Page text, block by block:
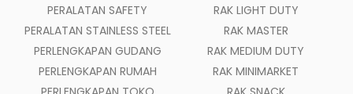
PERALATAN SAFETY
PERALATAN STAINLESS STEEL
PERLENGKAPAN GUDANG
PERLENGKAPAN RUMAH
RAK LIGHT DUTY
RAK MASTER
RAK MEDIUM DUTY
RAK MINIMARKET